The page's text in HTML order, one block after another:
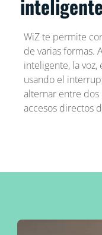
WiZ te permite
de varias formas.
inteligente, la
usando el
alternar entre dos
accesos directos